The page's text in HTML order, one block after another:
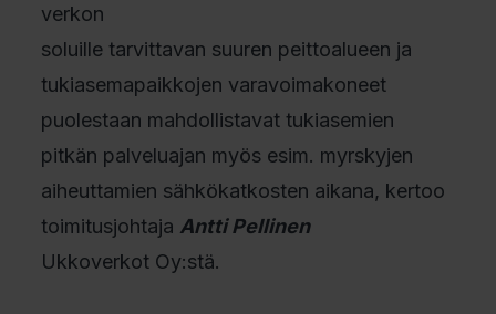
verkon
soluille tarvittavan suuren peittoalueen ja
tukiasemapaikkojen varavoimakoneet
puolestaan mahdollistavat tukiasemien
pitkän palveluajan myös esim. myrskyjen
aiheuttamien sähkökatkosten aikana, kertoo
toimitusjohtaja Antti Pellinen
Ukkoverkot Oy:stä.